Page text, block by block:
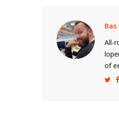
Bas
All-
of